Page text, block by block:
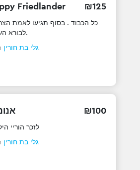
Friedlander ₪125
כל הכבוד . בסוף תגיעו לאמת
.לבורא
גלי בת חורין
₪100
לזכר הוריי
גלי בת חורין